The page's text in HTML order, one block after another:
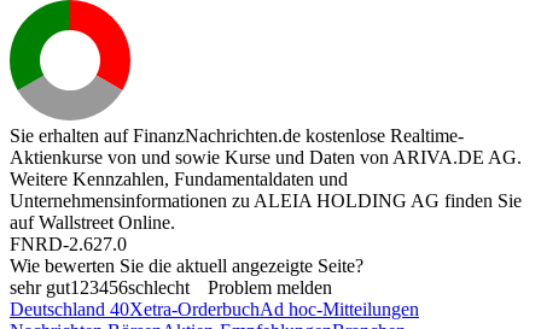
Sie erhalten auf FinanzNachrichten.de kostenlose Realtime-
Aktienkurse von und sowie Kurse und Daten von ARIVA.DE AG.
Weitere Kennzahlen, Fundamentaldaten und
Unternehmensinformationen zu ALEIA HOLDING AG finden Sie
aufWallstreet Online.
FNRD-2.627.0
Wie bewerten Sie die aktuell angezeigte Seite?
sehr gut1 23456schlecht
Problem melden
Deutschland 40Xetra-OrderbuchAd hoc-Mitteilungen